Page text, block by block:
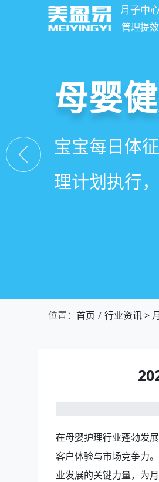
月子中
管理提
智慧
一站式解决
财务、营销
母婴
宝宝每日体
理计划执行
房态
在线选房、
度，提升入
会员
会员积分、
怀，提升复
位置： 首页 行业资讯>
在母婴护理行业蓬勃发
客户体验与市场竞争力
业发展的关键力量，为